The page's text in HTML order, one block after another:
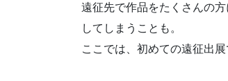
遠征先で作品をたくさんの
してしまうことも。
ここでは、初めての遠征出